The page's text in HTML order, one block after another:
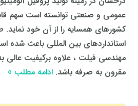
عمومی و صنعتی توانسته است سهم قابل
کشورهای همسایه را از آن خود نماید.
استانداردهای بین المللی باعث شده
مهندسی فیلت ، علاوه برکیفیت عالی
مقرون به صرفه باشد. ادامه مطلب »